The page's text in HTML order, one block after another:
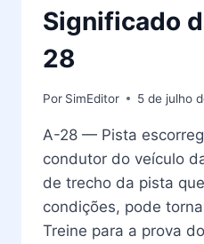
Significado
28
Por SimEditor 5 de julho
A-28 — Pista
condutor do veículo
de trecho da pista
condições, pode
Treine para a prova